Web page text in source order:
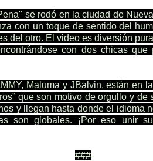
se rodó en la ciudad de
con un toque de sentido del
del otro. El video es diversión
con dos chicas
Maluma y JBalvin, están en
que son motivo de orgullo y
y llegan hasta donde el idioma
son globales. ¡Por eso unir
###